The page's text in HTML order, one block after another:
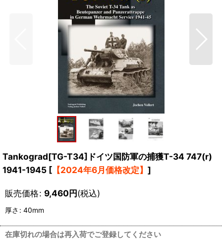
Tankograd[TG-T34]ドイツ国防軍の捕獲T-34 747(r)
1941-1945 [ 【2024年6月価格改定】 ]
販売価格: 9,460円(税込)
厚さ : 40mm
在庫切れの場合は再入荷でご登録してください